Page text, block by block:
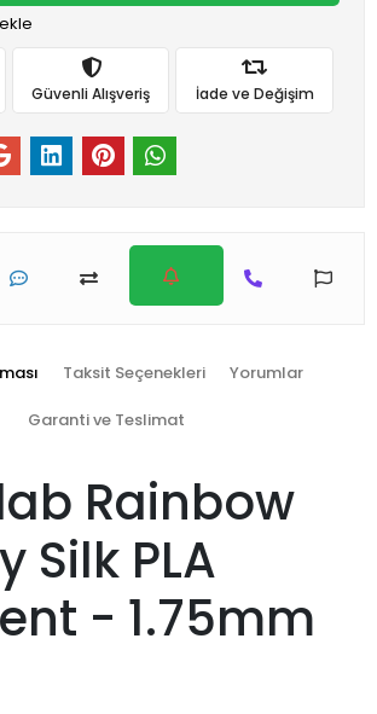
Güvenli Alışveriş İade ve Değişim
Taksit Seçenekleri Yorumlar
Garanti ve Teslimat
Rainbow
Silk PLA
- 1.75mm